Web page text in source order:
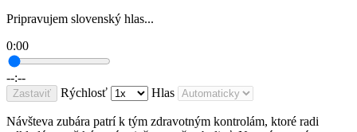
Pripravujem slovenský hlas...
0:00
--:--
Zastaviť Rýchlosť Hlas
Návšteva zubára patrí k tým zdravotným kontrolám, ktoré radi